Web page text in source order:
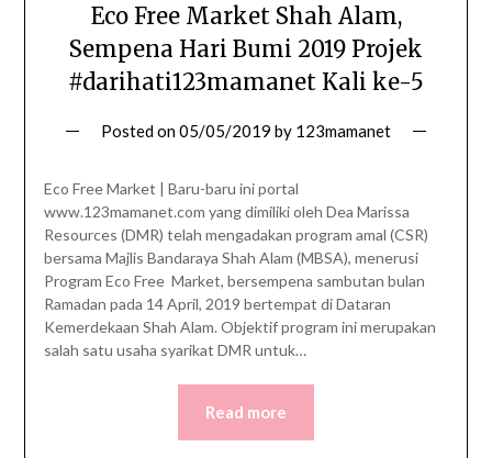
Eco Free Market Shah Alam,
Sempena Hari Bumi 2019 Projek
#darihati123mamanet Kali ke-5
Posted on05/05/2019 by 123mamanet
Eco Free Market | Baru-baru ini portal
www.123mamanet.com yang dimiliki oleh Dea Marissa
Resources (DMR) telah mengadakan program amal (CSR)
bersama Majlis Bandaraya Shah Alam (MBSA), menerusi
Program Eco Free Market, bersempena sambutan bulan
Ramadan pada 14 April, 2019 bertempat di Dataran
Kemerdekaan Shah Alam. Objektif program ini merupakan
salah satu usaha syarikat DMR untuk…
Read more